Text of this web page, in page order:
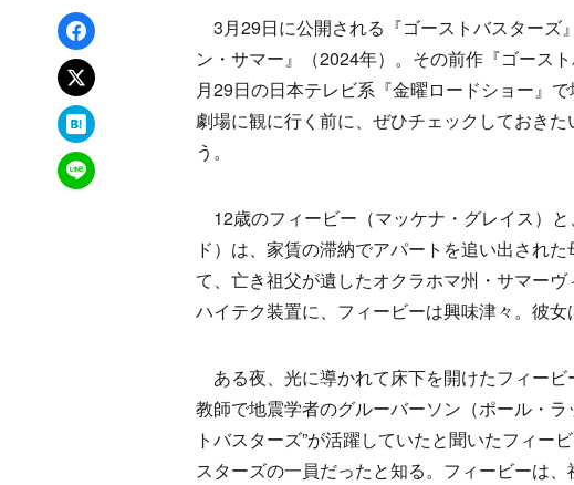
Facebookでシェア
xでポスト
はてなブックマーク
LINEで送る
3月29日に公開される『ゴーストバスターズ
ン・サマー』（2024年）。その前作『ゴース
月29日の日本テレビ系『金曜ロードショー』
劇場に観に行く前に、ぜひチェックしておき
う。
12歳のフィービー（マッケナ・グレイス）
ド）は、家賃の滞納でアパートを追い出され
て、亡き祖父が遺したオクラホマ州・サマー
ハイテク装置に、フィービーは興味津々。彼女
ある夜、光に導かれて床下を開けたフィー
教師で地震学者のグルーバーソン（ポール・
トバスターズ”が活躍していたと聞いたフィー
スターズの一員だったと知る。フィービーは